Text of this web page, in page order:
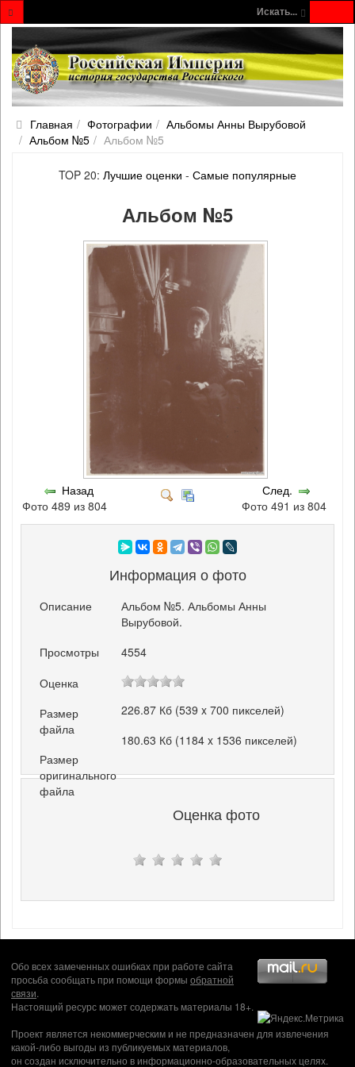
Искать...
Главная Фотографии
Альбомы Анны Вырубовой
Альбом №5
Альбом №5
TOP 20: Лучшие оценки - Самые популярные
Альбом №5
Назад
Фото 489 из 804
След.
Фото 491 из 804
Информация о фото
Описание
Альбом №5. Альбомы Анны
Вырубовой.
Просмотры
4554
Оценка
Размер
файла
226.87 Кб (539 x 700 пикселей)
Размер
оригинального
файла
180.63 Кб (1184 x 1536 пикселей)
Оценка фото
Обо всех замеченных ошибках при работе сайта
просьба сообщать при помощи формы обратной
связи.
Настоящий ресурс может содержать материалы 18+.
Проект является некоммерческим и не предназначен для извлечения
какой-либо выгоды из публикуемых материалов,
он создан исключительно в информационно-образовательных целях.